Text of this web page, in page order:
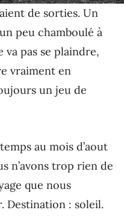
de sorties. Un
peu chamboulé à
va pas se plaindre,
vraiment en
un jeu de
au mois d’aout
n’avons trop rien de
que nous
Destination : soleil.